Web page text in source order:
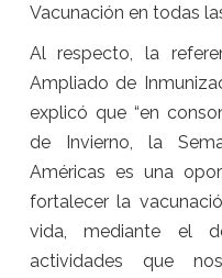
Vacunación en todas
Al respecto, la
Ampliado de
explicó que “en
de Invierno, la
Américas es una
fortalecer la
vida, mediante el
actividades que